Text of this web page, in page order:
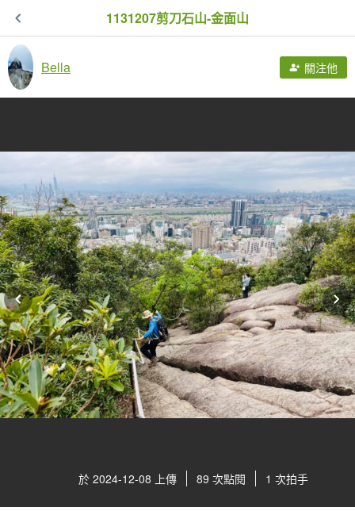
1131207剪刀石山-金面山
Bella 關注他
於 2024-12-08 上傳 89 次點閱 1 次拍手